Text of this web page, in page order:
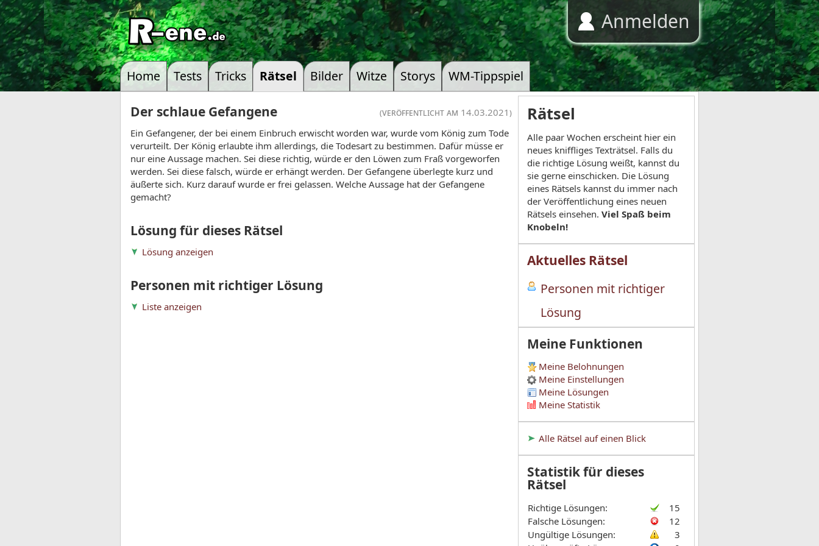
Anmelden
Home Tests Tricks Rätsel Bilder Witze Storys WM-Tippspiel
Rätsel
Alle paar Wochen erscheint hier ein
neues kniffliges Texträtsel. Falls du
die richtige Lösung weißt, kannst du
sie gerne einschicken. Die Lösung
eines Rätsels kannst du immer nach
der Veröffentlichung eines neuen
Rätsels einsehen. Viel Spaß beim
Knobeln!
Aktuelles Rätsel
Personen mit richtiger
Lösung
Meine Funktionen
Meine Belohnungen
Meine Einstellungen
Meine Lösungen
Meine Statistik
Alle Rätsel auf einen Blick
Statistik für dieses
Rätsel
Richtige Lösungen:
15
Falsche Lösungen:
12
Ungültige Lösungen:
3
(veröffentlicht am 14.03.2021)
Der schlaue Gefangene
Ein Gefangener, der bei einem Einbruch erwischt worden war, wurde vom König zum Tode
verurteilt. Der König erlaubte ihm allerdings, die Todesart zu bestimmen. Dafür müsse er
nur eine Aussage machen. Sei diese richtig, würde er den Löwen zum Fraß vorgeworfen
werden. Sei diese falsch, würde er erhängt werden. Der Gefangene überlegte kurz und
äußerte sich. Kurz darauf wurde er frei gelassen. Welche Aussage hat der Gefangene
gemacht?
Lösung für dieses Rätsel
Lösung anzeigen
Personen mit richtiger Lösung
Liste anzeigen